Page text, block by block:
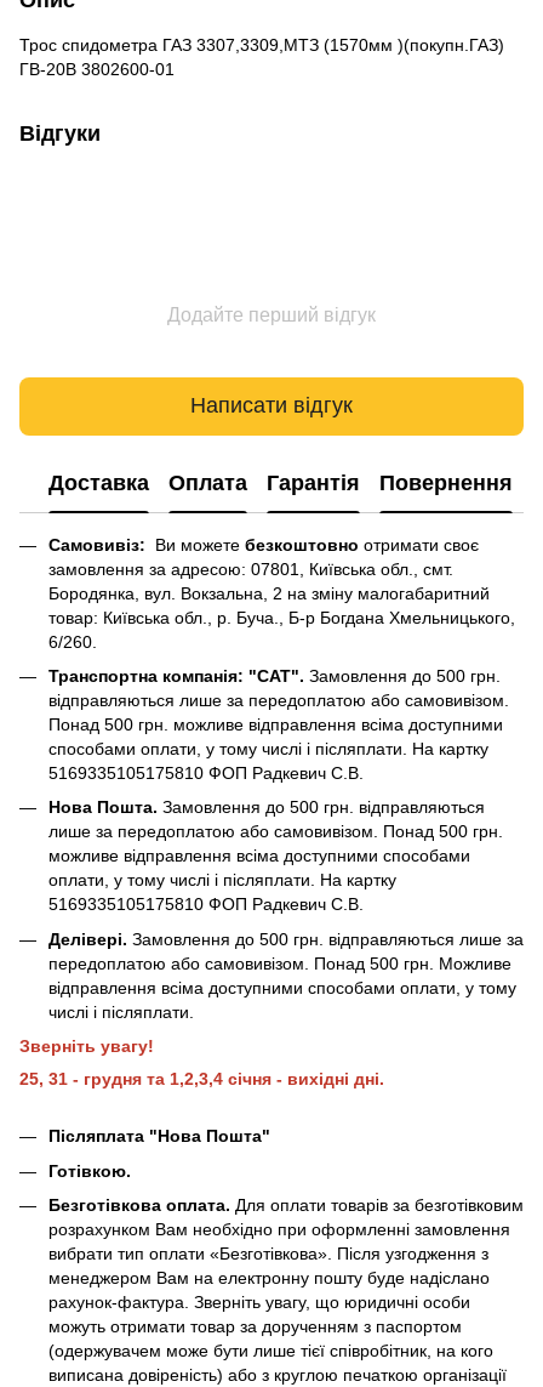
Трос спидометра ГАЗ 3307,3309,МТЗ (1570мм )(покупн.ГАЗ)
ГВ-20В 3802600-01
Відгуки
Додайте перший відгук
Написати відгук
Доставка Оплата Гарантія Повернення
Самовивіз: Ви можете безкоштовно отримати своє
замовлення за адресою: 07801, Київська обл., смт.
Бородянка, вул. Вокзальна, 2 на зміну малогабаритний
товар: Київська обл., р. Буча., Б-р Богдана Хмельницького,
6/260.
Транспортна компанія: "САТ". Замовлення до 500 грн.
відправляються лише за передоплатою або самовивізом.
Понад 500 грн. можливе відправлення всіма доступними
способами оплати, у тому числі і післяплати. На картку
5169335105175810 ФОП Радкевич С.В.
Нова Пошта. Замовлення до 500 грн. відправляються
лише за передоплатою або самовивізом. Понад 500 грн.
можливе відправлення всіма доступними способами
оплати, у тому числі і післяплати. На картку
5169335105175810 ФОП Радкевич С.В.
Делівері. Замовлення до 500 грн. відправляються лише за
передоплатою або самовивізом. Понад 500 грн. Можливе
відправлення всіма доступними способами оплати, у тому
числі і післяплати.
Зверніть увагу!
25, 31 - грудня та 1,2,3,4 січня - вихідні дні.
Післяплата "Нова Пошта"
Готівкою.
Безготівкова оплата. Для оплати товарів за безготівковим
розрахунком Вам необхідно при оформленні замовлення
вибрати тип оплати «Безготівкова». Після узгодження з
менеджером Вам на електронну пошту буде надіслано
рахунок-фактура. Зверніть увагу, що юридичні особи
можуть отримати товар за дорученням з паспортом
(одержувачем може бути лише тієї співробітник, на кого
виписана довіреність) або з круглою печаткою організації